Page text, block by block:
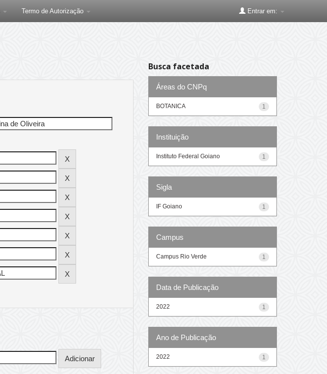
Termo de Autorização Entrar em:
Busca facetada
Áreas do CNPq
1
BOTANICA
Instituição
1
Instituto Federal Goiano
Sigla
1
IF Goiano
Campus
1
Campus Rio Verde
Data de Publicação
1
2022
Ano de Publicação
1
2022